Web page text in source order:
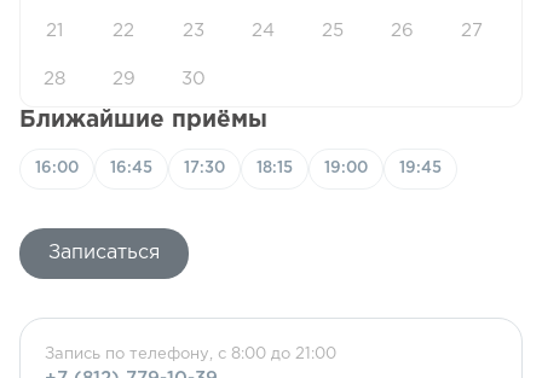
21 22 23 24 25 26 27
28 29 30
Ближайшие приёмы
16:00 16:45 17:30 18:15 19:00 19:45
Записаться
Запись по телефону, с 8:00 до 21:00